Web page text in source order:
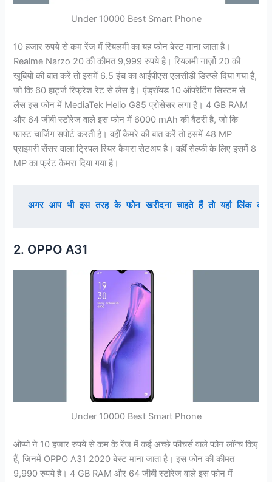
Under 10000 Best Smart Phone
10 हजार रुपये से कम रेंज में रियलमी का यह फोन बेस्ट माना जाता है।
Realme Narzo 20 की कीमत 9,999 रुपये है। रियलमी नार्ज़ो 20 की
खूबियों की बात करें तो इसमें 6.5 इंच का आईपीएस एलसीडी डिस्प्ले दिया गया है,
जो कि 60 हार्ट्ज रिफ्रेश रेट से लैस है। एंड्रॉयड 10 ऑपरेटिंग सिस्टम से
लैस इस फोन में MediaTek Helio G85 प्रोसेसर लगा है। 4 GB RAM
और 64 जीबी स्टोरेज वाले इस फोन में 6000 mAh की बैटरी है, जो कि
फास्ट चार्जिंग सपोर्ट करती है। वहीं कैमरे की बात करें तो इसमें 48 MP
प्राइमरी सेंसर वाला ट्रिपल रियर कैमरा सेटअप है। वहीं सेल्फी के लिए इसमें 8
MP का फ्रंट कैमरा दिया गया है।
अगर आप भी इस तरह के फोन खरीदना चाहते हैं तो यहां लिंक
2. OPPO A31
Under 10000 Best Smart Phone
ओप्पो ने 10 हजार रुपये से कम के रेंज में कई अच्छे फीचर्स वाले फोन लॉन्च किए
हैं, जिनमें OPPO A31 2020 बेस्ट माना जाता है। इस फोन की कीमत
9,990 रुपये है। 4 GB RAM और 64 जीबी स्टोरेज वाले इस फोन में